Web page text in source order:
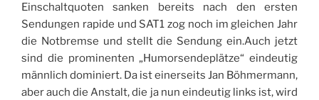
Einschaltquoten sanken bereits nach den ersten
Sendungen rapide und SAT1 zog noch im gleichen Jahr
die Notbremse und stellt die Sendung ein.Auch jetzt
sind die prominenten „Humorsendeplätze“ eindeutig
männlich dominiert. Da ist einerseits Jan Böhmermann,
aber auch die Anstalt, die ja nun eindeutig links ist, wird